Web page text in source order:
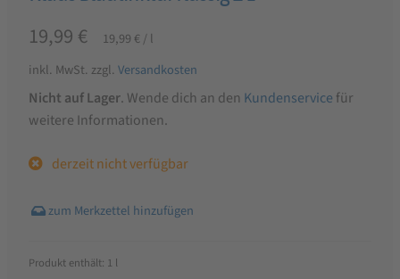
19,99 € 19,99 €/l
inkl. MwSt. zzgl. Versandkosten
Nicht auf Lager. Wende dich an den Kundenservice für
weitere Informationen.
derzeit nicht verfügbar
Produkt enthält: 1 l